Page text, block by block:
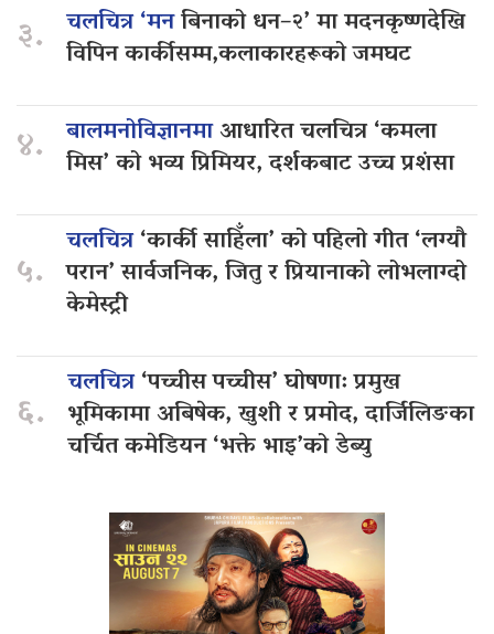
३. चलचित्र ‘मनबिनाको धन–२’ मा मदनकृष्णदेखि
विपिन कार्कीसम्म,कलाकारहरूको जमघट
४. बालमनोविज्ञानमाआधारित चलचित्र ‘कमला
मिस’ को भव्य प्रिमियर, दर्शकबाट उच्च प्रशंसा
५.
चलचित्र‘कार्की साहिँला’ को पहिलो गीत ‘लग्यौ
परान’ सार्वजनिक, जितु र प्रियानाको लोभलाग्दो
केमेस्ट्री
६.
चलचित्र‘पच्चीस पच्चीस’ घोषणा: प्रमुख
भूमिकामा अबिषेक, खुशी र प्रमोद, दार्जिलिङका
चर्चित कमेडियन ‘भक्ते भाइ’को डेब्यु